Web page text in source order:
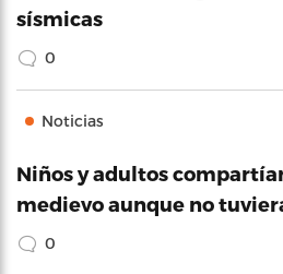
sísmicas
0
Noticias
Niños y adultos
medievo aunque no
0